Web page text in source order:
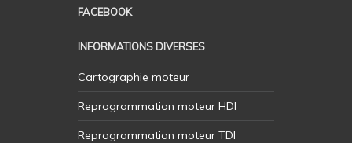
FACEBOOK
INFORMATIONS DIVERSES
Cartographie moteur
Reprogrammation moteur HDI
Reprogrammation moteur TDI